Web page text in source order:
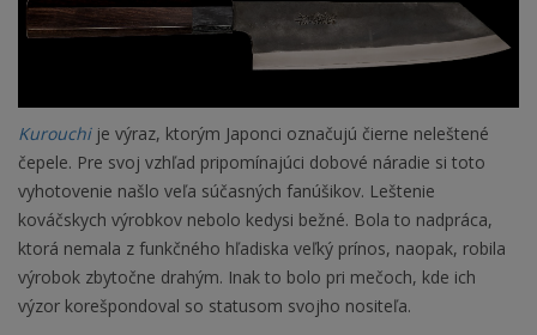
Kurouchije výraz, ktorým Japonci označujú čierne neleštené
čepele. Pre svoj vzhľad pripomínajúci dobové náradie si toto
vyhotovenie našlo veľa súčasných fanúšikov. Leštenie
kováčskych výrobkov nebolo kedysi bežné. Bola to nadpráca,
ktorá nemala z funkčného hľadiska veľký prínos, naopak, robila
výrobok zbytočne drahým. Inak to bolo pri mečoch, kde ich
výzor korešpondoval so statusom svojho nositeľa.